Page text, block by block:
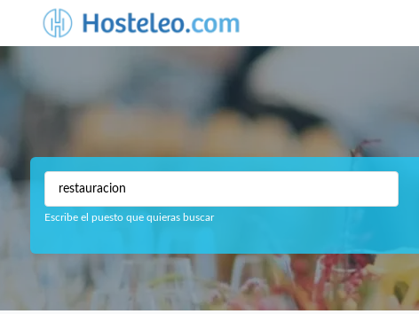
Escribe el puesto que quieras buscar